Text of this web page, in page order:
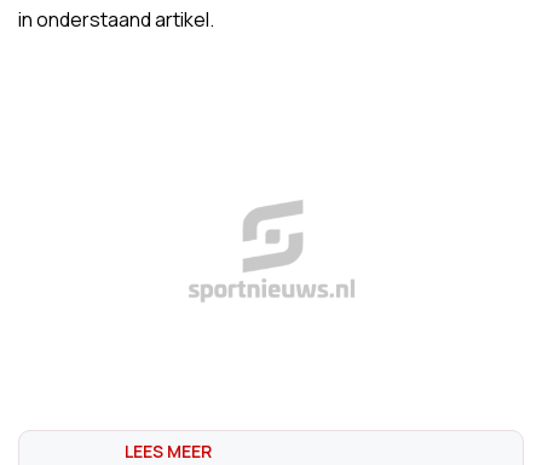
in onderstaand artikel.